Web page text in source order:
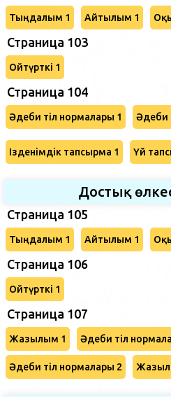
Тыңдалым 1 Айтылым 1
Страница 103
Ойтүрткі 1
Страница 104
Әдеби тіл нормалары 1 Әдеби
Ізденімдік тапсырма 1 Үй
Достық
Страница 105
Тыңдалым 1 Айтылым 1
Страница 106
Ойтүрткі 1
Страница 107
Жазылым 1 Әдеби тіл
Әдеби тіл нормалары 2